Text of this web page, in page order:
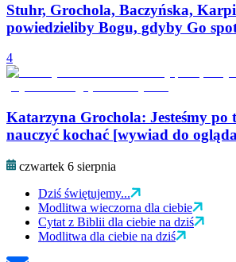
Stuhr, Grochola, Baczyńska,
powiedzieliby Bogu, gdyby Go
4
Katarzyna Grochola: Jesteśmy po
nauczyć kochać [wywiad do
czwartek 6 sierpnia
Dziś świętujemy...
Modlitwa wieczorna dla ciebie
Cytat z Biblii dla ciebie na dziś
Modlitwa dla ciebie na dziś